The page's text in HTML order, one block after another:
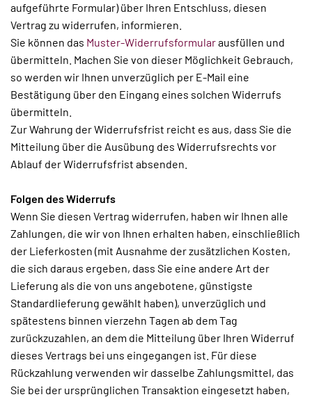
aufgeführte Formular) über Ihren Entschluss, diesen
Vertrag zu widerrufen, informieren.
Sie können das Muster-Widerrufsformularausfüllen und
übermitteln. Machen Sie von dieser Möglichkeit Gebrauch,
so werden wir Ihnen unverzüglich per E-Mail eine
Bestätigung über den Eingang eines solchen Widerrufs
übermitteln.
Zur Wahrung der Widerrufsfrist reicht es aus, dass Sie die
Mitteilung über die Ausübung des Widerrufsrechts vor
Ablauf der Widerrufsfrist absenden.
Folgen des Widerrufs
Wenn Sie diesen Vertrag widerrufen, haben wir Ihnen alle
Zahlungen, die wir von Ihnen erhalten haben, einschließlich
der Lieferkosten (mit Ausnahme der zusätzlichen Kosten,
die sich daraus ergeben, dass Sie eine andere Art der
Lieferung als die von uns angebotene, günstigste
Standardlieferung gewählt haben), unverzüglich und
spätestens binnen vierzehn Tagen ab dem Tag
zurückzuzahlen, an dem die Mitteilung über Ihren Widerruf
dieses Vertrags bei uns eingegangen ist. Für diese
Rückzahlung verwenden wir dasselbe Zahlungsmittel, das
Sie bei der ursprünglichen Transaktion eingesetzt haben,